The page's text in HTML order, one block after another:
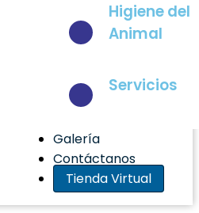
Higiene del
Animal
Servicios
Galería
Contáctanos
Tienda Virtual